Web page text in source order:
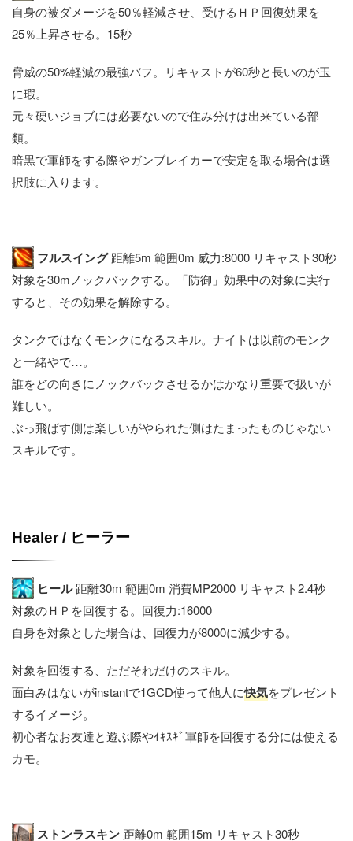
自身の被ダメージを50％軽減させ、受けるＨＰ回復効果を
25％上昇させる。15秒
脅威の50%軽減の最強バフ。リキャストが60秒と長いのが玉
に瑕。
元々硬いジョブには必要ないので住み分けは出来ている部
類。
暗黒で軍師をする際やガンブレイカーで安定を取る場合は選
択肢に入ります。
フルスイング距離5m 範囲0m 威力:8000 リキャスト30秒
対象を30mノックバックする。「防御」効果中の対象に実行
すると、その効果を解除する。
タンクではなくモンクになるスキル。ナイトは以前のモンク
と一緒やで…。
誰をどの向きにノックバックさせるかはかなり重要で扱いが
難しい。
ぶっ飛ばす側は楽しいがやられた側はたまったものじゃない
スキルです。
Healer / ヒーラー
ヒール距離30m 範囲0m 消費MP2000 リキャスト2.4秒
対象のＨＰを回復する。回復力:16000
自身を対象とした場合は、回復力が8000に減少する。
対象を回復する、ただそれだけのスキル。
面白みはないがinstantで1GCD使って他人に快気をプレゼント
するイメージ。
初心者なお友達と遊ぶ際やｲｷｽｷﾞ軍師を回復する分には使える
カモ。
ストンラスキン 距離0m 範囲15m リキャスト30秒